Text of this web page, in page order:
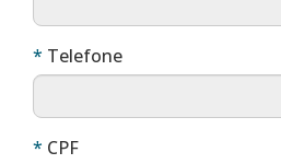
TelefoneObrigatório
CPFObrigatório